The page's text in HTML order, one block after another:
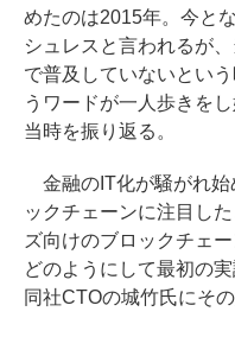
めたのは2015年。今と
シュレスと言われるが
で普及していないとい
うワードが一人歩きを
当時を振り返る。
金融のIT化が騒がれ始
ックチェーンに注目し
ズ向けのブロックチェ
どのようにして最初の
同社CTOの城竹氏にそ